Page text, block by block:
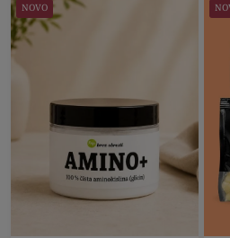
NOVO